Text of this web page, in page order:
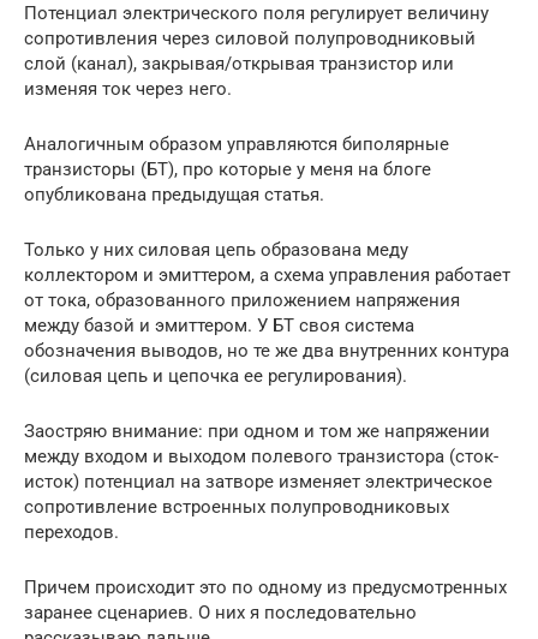
Потенциал электрического поля регулирует величину
сопротивления через силовой полупроводниковый
слой (канал), закрывая/открывая транзистор или
изменяя ток через него.
Аналогичным образом управляются биполярные
транзисторы (БТ), про которые у меня на блоге
опубликована предыдущая статья.
Только у них силовая цепь образована меду
коллектором и эмиттером, а схема управления работает
от тока, образованного приложением напряжения
между базой и эмиттером. У БТ своя система
обозначения выводов, но те же два внутренних контура
(силовая цепь и цепочка ее регулирования).
Заостряю внимание: при одном и том же напряжении
между входом и выходом полевого транзистора (сток-
исток) потенциал на затворе изменяет электрическое
сопротивление встроенных полупроводниковых
переходов.
Причем происходит это по одному из предусмотренных
заранее сценариев. О них я последовательно